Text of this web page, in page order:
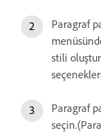
Paragraf
stili
Paragraf